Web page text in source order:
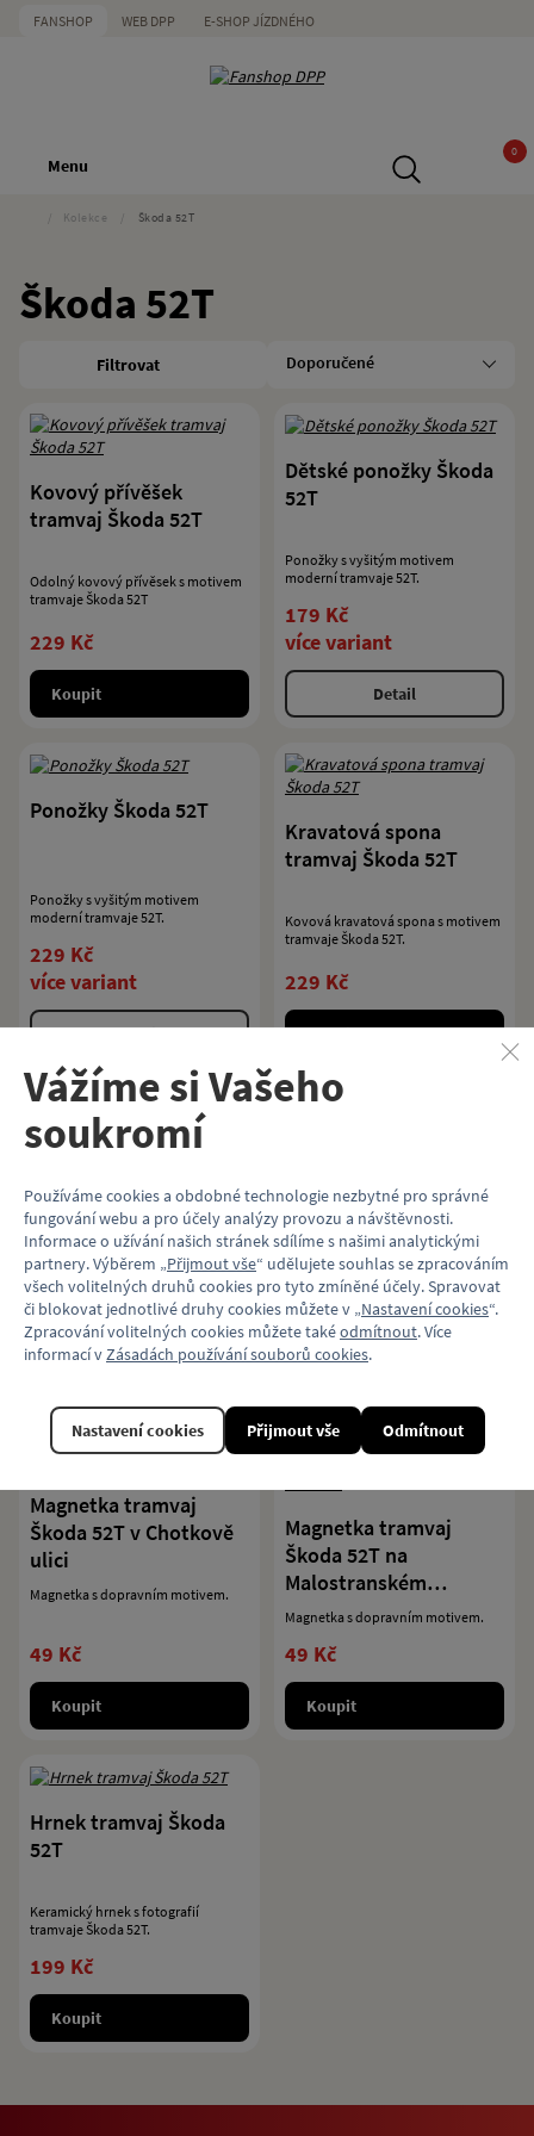
FANSHOP WEB DPP E-SHOP JÍZDNÉHO
Menu
0
Kolekce Škoda 52T
Škoda 52T
Filtrovat
Kovový přívěšek
tramvaj Škoda 52T
Odolný kovový přívěsek s motivem
tramvaje Škoda 52T
229 Kč
Koupit
Dětské ponožky Škoda
52T
Ponožky s vyšitým motivem
moderní tramvaje 52T.
179 Kč
více variant
Detail
Ponožky Škoda 52T
Ponožky s vyšitým motivem
moderní tramvaje 52T.
229 Kč
více variant
Detail
Kravatová spona
tramvaj Škoda 52T
Kovová kravatová spona s motivem
tramvaje Škoda 52T.
229 Kč
Koupit
Polštář tramvaj Škoda
Bílý polštář s grafikou tramvaje
Škoda 52T.
289 Kč
Koupit
tramvaj Škoda 52T
Podložka pod myš s motivem
dopravního prostředku.
179 Kč
Koupit
Magnetka tramvaj
Škoda 52T v Chotkově
ulici
Magnetka s dopravním motivem.
49 Kč
Koupit
Magnetka tramvaj
Škoda 52T na
Malostranském
náměstí
Magnetka s dopravním motivem.
49 Kč
Koupit
Hrnek tramvaj Škoda
52T
Keramický hrnek s fotografií
tramvaje Škoda 52T.
199 Kč
Koupit
Vážíme si Vašeho
soukromí
Používáme cookies a obdobné technologie nezbytné pro správné
fungování webu a pro účely analýzy provozu a návštěvnosti.
Informace o užívání našich stránek sdílíme s našimi analytickými
partnery. Výběrem „Přijmout vše“ udělujete souhlas se zpracováním
všech volitelných druhů cookies pro tyto zmíněné účely. Spravovat
či blokovat jednotlivé druhy cookies můžete v „Nastavení cookies“.
Zpracování volitelných cookies můžete takéodmítnout. Více
informací vZásadách používání souborů cookies.
Odmítnout
Nastavení cookies Přijmout vše